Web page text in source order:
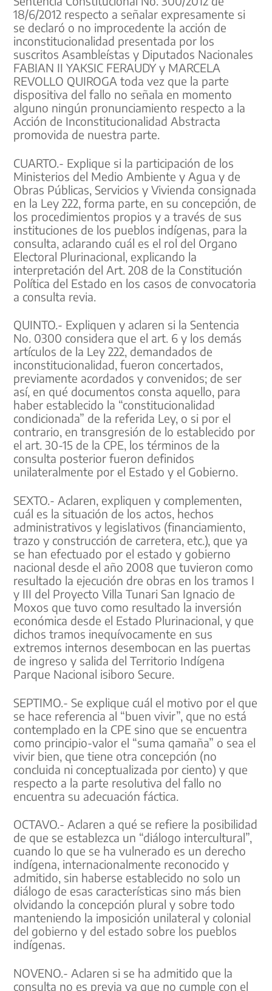
18/6/2012 respecto a señalar expresamente si
se declaró o no improcedente la acción de
inconstitucionalidad presentada por los
suscritos Asambleístas y Diputados Nacionales
FABIAN II YAKSIC FERAUDY y MARCELA
REVOLLO QUIROGA toda vez que la parte
dispositiva del fallo no señala en momento
alguno ningún pronunciamiento respecto a la
Acción de Inconstitucionalidad Abstracta
promovida de nuestra parte.
CUARTO.- Explique si la participación de los
Ministerios del Medio Ambiente y Agua y de
Obras Públicas, Servicios y Vivienda consignada
en la Ley 222, forma parte, en su concepción, de
los procedimientos propios y a través de sus
instituciones de los pueblos indígenas, para la
consulta, aclarando cuál es el rol del Organo
Electoral Plurinacional, explicando la
interpretación del Art. 208 de la Constitución
Política del Estado en los casos de convocatoria
a consulta revia.
QUINTO.- Expliquen y aclaren si la Sentencia
No. 0300 considera que el art. 6 y los demás
artículos de la Ley 222, demandados de
inconstitucionalidad, fueron concertados,
previamente acordados y convenidos; de ser
así, en qué documentos consta aquello, para
haber establecido la “constitucionalidad
condicionada” de la referida Ley, o si por el
contrario, en transgresión de lo establecido por
el art. 30-15 de la CPE, los términos de la
consulta posterior fueron definidos
unilateralmente por el Estado y el Gobierno.
SEXTO.- Aclaren, expliquen y complementen,
cuál es la situación de los actos, hechos
administrativos y legislativos (financiamiento,
trazo y construcción de carretera, etc.), que ya
se han efectuado por el estado y gobierno
nacional desde el año 2008 que tuvieron como
resultado la ejecución dre obras en los tramos I
y III del Proyecto Villa Tunari San Ignacio de
Moxos que tuvo como resultado la inversión
económica desde el Estado Plurinacional, y que
dichos tramos inequívocamente en sus
extremos internos desembocan en las puertas
de ingreso y salida del Territorio Indígena
Parque Nacional isiboro Secure.
SEPTIMO.- Se explique cuál el motivo por el que
se hace referencia al “buen vivir”, que no está
contemplado en la CPE sino que se encuentra
como principio-valor el “suma qamaña” o sea el
vivir bien, que tiene otra concepción (no
concluida ni conceptualizada por ciento) y que
respecto a la parte resolutiva del fallo no
encuentra su adecuación fáctica.
OCTAVO.- Aclaren a qué se refiere la posibilidad
de que se establezca un “diálogo intercultural”,
cuando lo que se ha vulnerado es un derecho
indígena, internacionalmente reconocido y
admitido, sin haberse establecido no solo un
diálogo de esas características sino más bien
olvidando la concepción plural y sobre todo
manteniendo la imposición unilateral y colonial
del gobierno y del estado sobre los pueblos
indígenas.
NOVENO.- Aclaren si se ha admitido que la
consulta no es previa ya que no cumple con el